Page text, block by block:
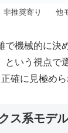
非推奨寄り 他
で機械的に決
という視点で
確に見極めら
ス系モデ